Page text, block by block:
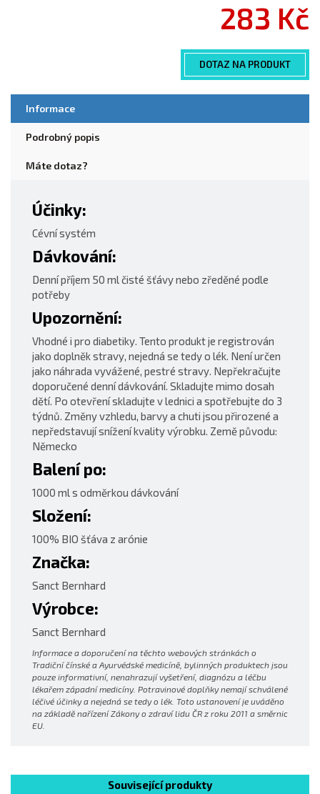
283 Kč
DOTAZ NA PRODUKT
Informace
Podrobný popis
Máte dotaz?
Účinky:
Cévní systém
Dávkování:
Denní příjem 50 ml čisté šťávy nebo zředěné podle
potřeby
Upozornění:
Vhodné i pro diabetiky. Tento produkt je registrován
jako doplněk stravy, nejedná se tedy o lék. Není určen
jako náhrada vyvážené, pestré stravy. Nepřekračujte
doporučené denní dávkování. Skladujte mimo dosah
dětí. Po otevření skladujte v lednici a spotřebujte do 3
týdnů. Změny vzhledu, barvy a chuti jsou přirozené a
nepředstavují snížení kvality výrobku. Země původu:
Německo
Balení po:
1000 ml s odměrkou dávkování
Složení:
100% BIO šťáva z arónie
Značka:
Sanct Bernhard
Výrobce:
Sanct Bernhard
Informace a doporučení na těchto webových stránkách o
Tradiční čínské a Ayurvédské medicíně, bylinných produktech jsou
pouze informativní, nenahrazují vyšetření, diagnózu a léčbu
lékařem západní medicíny. Potravinové doplňky nemají schválené
léčivé účinky a nejedná se tedy o lék. Toto ustanovení je uváděno
na základě nařízení Zákony o zdraví lidu ČR z roku 2011 a směrnic
EU.
Související produkty